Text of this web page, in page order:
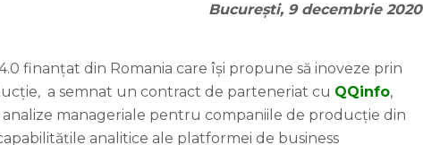
București, 9 decembrie 2020
finanțat din Romania care își propune să inoveze prin
, a semnat un contract de parteneriat cu QQinfo,
manageriale pentru companiile de producție din
analitice ale platformei de business